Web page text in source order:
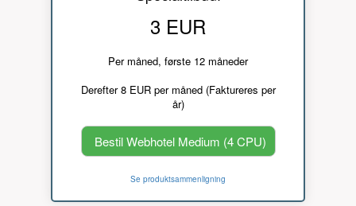
3 EUR
Per måned, første 12 måneder
Derefter 8 EUR per måned (Faktureres per
år)
Bestil Webhotel Medium (4 CPU)
Se produktsammenligning